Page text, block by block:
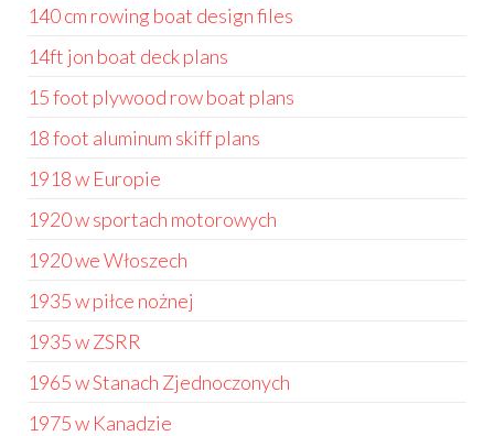
140 cm rowing boat design files
14ft jon boat deck plans
15 foot plywood row boat plans
18 foot aluminum skiff plans
1918 w Europie
1920 w sportach motorowych
1920 we Włoszech
1935 w piłce nożnej
1935 w ZSRR
1965 w Stanach Zjednoczonych
1975 w Kanadzie